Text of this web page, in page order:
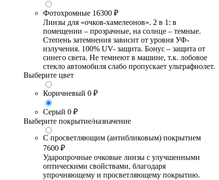
Фотохромные 16300 ₽
Линзы для «очков-хамелеонов». 2 в 1: в
помещении – прозрачные, на солнце – темные.
Степень затемнения зависит от уровня УФ-
излучения. 100% UV- защита. Бонус – защита от
синего света. Не темнеют в машине, т.к. лобовое
стекло автомобиля слабо пропускает ультрафиолет.
Выберите цвет
Коричневый 0 ₽
Серый 0 ₽
Выберите покрытие/назначение
С просветляющим (антибликовым) покрытием
7600 ₽
Ударопрочные очковые линзы с улучшенными
оптическими свойствами, благодаря
упрочняющему и просветляющему покрытию.